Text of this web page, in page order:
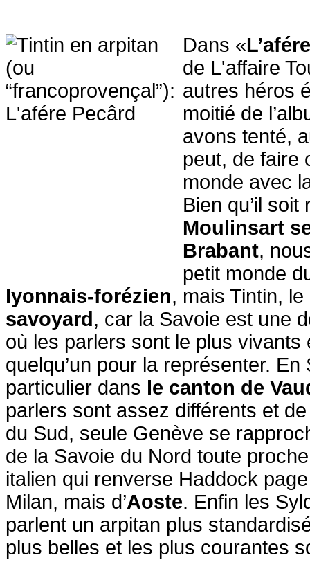
Dans «
de L'affaire
autres héros
moitié de
avons tenté,
peut, de faire
monde avec
Bien qu’il
Moulinsart
Brabant,
petit monde
lyonnais-forézien, mais Tintin,
savoyard, car la Savoie est une
où les parlers sont le plus vivants
quelqu’un pour la représenter.
particulier dans le canton de
parlers sont assez différents et
du Sud, seule Genève se
de la Savoie du Nord toute
italien qui renverse Haddock
Milan, mais d’Aoste. Enfin les
parlent un arpitan plus
plus belles et les plus courantes